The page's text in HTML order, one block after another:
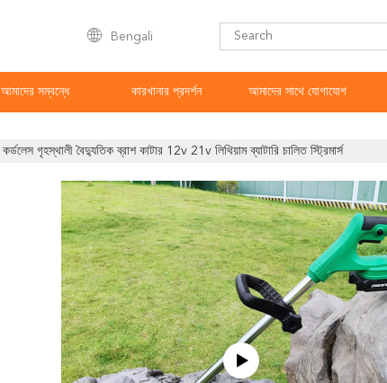
Bengali
আমাদের সম্বন্ধে কারখানার প্রদর্শন আমাদের সাথে যোগাযোগ
কর্ডলেস গৃহস্থালী বৈদ্যুতিক ব্রাশ কাটার 12v 21v লিথিয়াম ব্যাটারি চালিত স্ট্রিমার্স